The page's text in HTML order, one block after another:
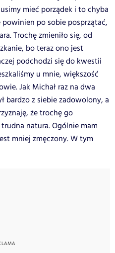
mieć porządek i to chyba
po sobie posprzątać,
Trochę zmieniło się, od
bo teraz ono jest
podchodzi się do kwestii
u mnie, większość
Jak Michał raz na dwa
bardzo z siebie zadowolony, a
że trochę go
natura. Ogólnie mam
mniej zmęczony. W tym